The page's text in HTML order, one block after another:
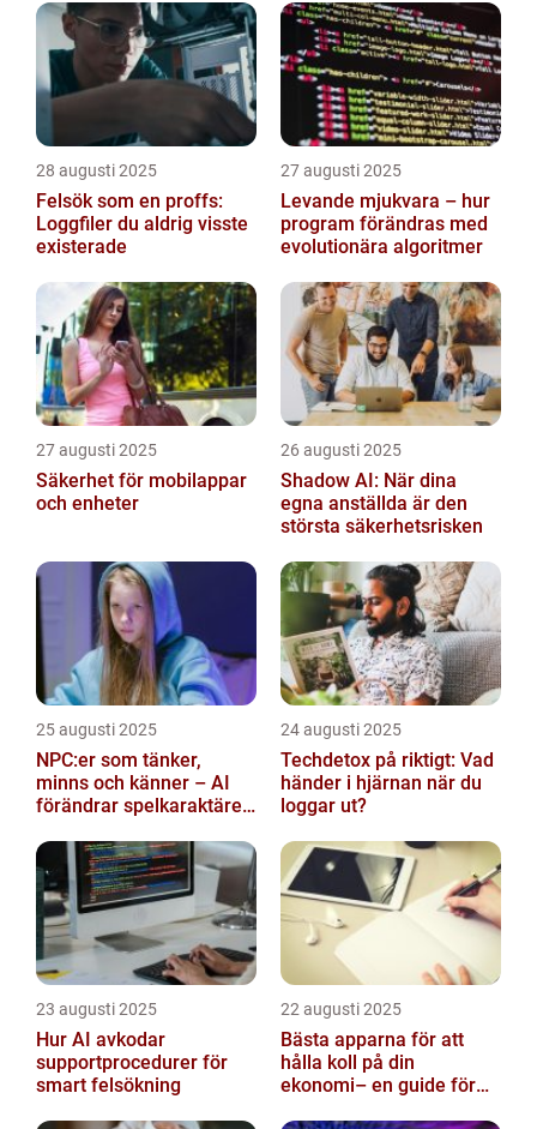
barnens dagliga rutiner
28 augusti 2025
Felsök som en proffs:
Loggfiler du aldrig visste
existerade
27 augusti 2025
Levande mjukvara – hur
program förändras med
evolutionära algoritmer
27 augusti 2025
Säkerhet för mobilappar
och enheter
26 augusti 2025
Shadow AI: När dina
egna anställda är den
största säkerhetsrisken
25 augusti 2025
NPC:er som tänker,
minns och känner – AI
förändrar spelkaraktären
24 augusti 2025
Techdetox på riktigt: Vad
händer i hjärnan när du
loggar ut?
23 augusti 2025
Hur AI avkodar
supportprocedurer för
smart felsökning
22 augusti 2025
Bästa apparna för att
hålla koll på din
ekonomi– en guide för